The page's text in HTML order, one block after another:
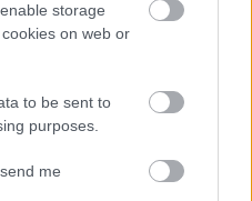
storage
on web or
to be sent to
purposes.
me